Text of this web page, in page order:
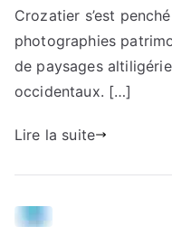
Crozatier s’est
photographies
de paysages
occidentaux. […]
Lire la suite